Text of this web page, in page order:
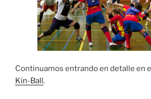
Continuamos entrando en detalle en
Kin-Ball.